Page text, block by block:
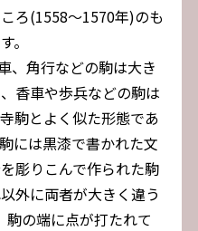
ろ(1558～1570年)のも
。
、角行などの駒は大き
香車や歩兵などの駒は
駒とよく似た形態であ
には黒漆で書かれた文
彫りこんで作られた駒
外に両者が大きく違う
駒の端に点が打たれて